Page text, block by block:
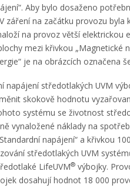
Aby bylo dosaženo
záření na začátku provozu
na provoz větší elektrickou
mezi křivkou „Magnetické
je na obrázcích označena
napájení středotlakých UVM
skokově hodnotu
systému se životnost
vynaložené náklady na
napájení“ a křivkou
středotlakých UVM
LifeUVM®výbojky.
dosahují hodnot 18 000